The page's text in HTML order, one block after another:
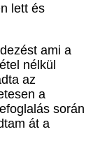
lett és
ami a
nélkül
az
a
során
át a